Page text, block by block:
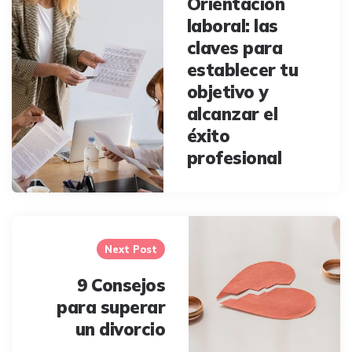
laboral: las
claves para
establecer tu
objetivo y
alcanzar el
éxito
profesional
Next Post
9 Consejos
para superar
un divorcio